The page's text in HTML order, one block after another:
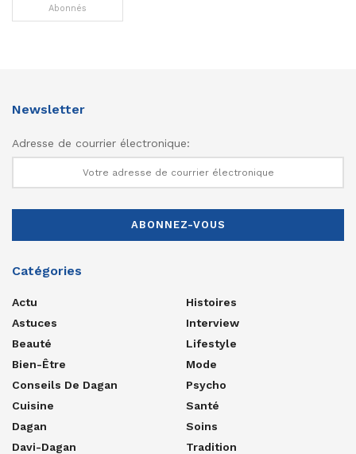
Abonnés
Newsletter
Adresse de courrier électronique:
Catégories
Actu
Astuces
Beauté
Bien-Être
Conseils De Dagan
Cuisine
Dagan
Davi-Dagan
Histoires
Interview
Lifestyle
Mode
Psycho
Santé
Soins
Tradition